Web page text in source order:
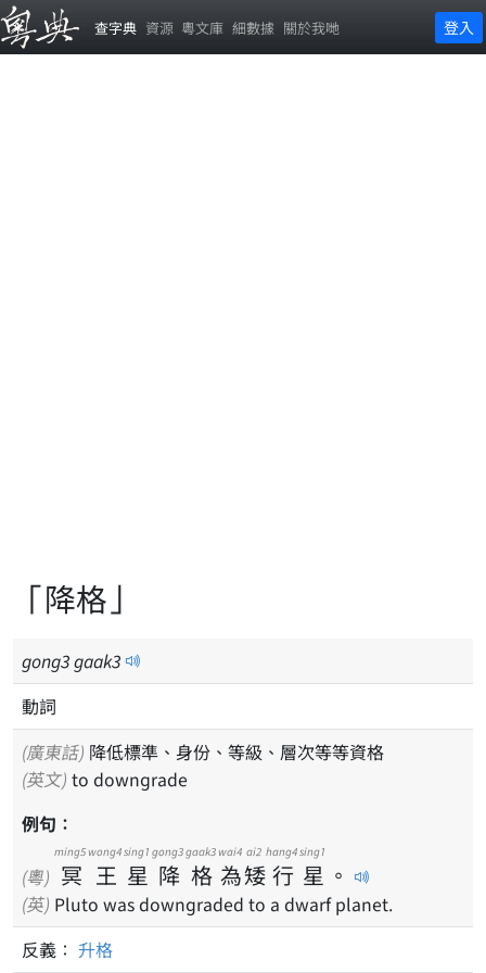
查字典 資源 粵文庫 細數據 關於我哋 登入
「降格」
gong3gaak3
動詞
(廣東話) 降低標準、身份、等級、層次等等資格
(英文) to downgrade
例句：
(粵) 冥
ming5
王
wong4
星
sing1
降
gong3
格
gaak3
為
wai4
矮
ai2
行
hang4
星
sing1
。
(英) Pluto was downgraded to a dwarf planet.
反義： 升格